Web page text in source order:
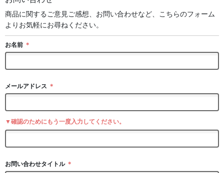
商品に関するご意見ご感想、お問い合わせなど、こちらのフォーム
よりお気軽にお尋ねください。
お名前 ＊
メールアドレス ＊
▼確認のためにもう一度入力してください。
お問い合わせタイトル ＊